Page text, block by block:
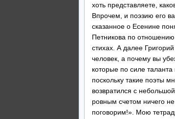
хоть представляете,
Впрочем, и поэзию его
сказанное о Есенине
Петникова по
стихах. А далее
человек, а почему вы
которые по силе
поскольку такие поэты
возвратился с
ровным счетом ничего
поговорим!». Мою